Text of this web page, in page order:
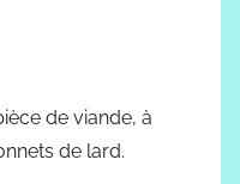
de viande, à
de lard.